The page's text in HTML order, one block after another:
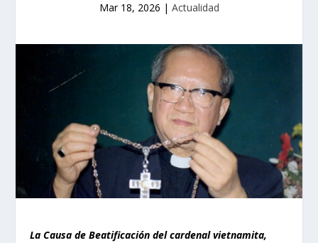
Mar 18, 2026 | Actualidad
La Causa de Beatificación del cardenal vietnamita,